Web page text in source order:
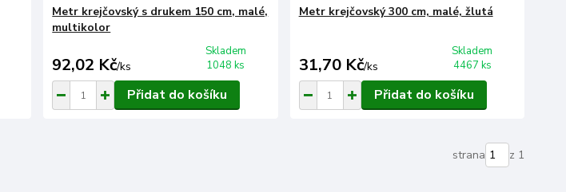
Metr krejčovský s drukem 150 cm, malé,
multikolor
92,02 Kč/ks
Skladem
1048 ks
Přidat do košíku
Metr krejčovský 300 cm, malé, žlutá
31,70 Kč/ks
Skladem
4467 ks
Přidat do košíku
strana z 1